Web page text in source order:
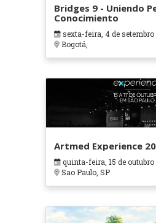
Bridges 9 - Uniendo
Conocimiento
sexta-feira, 4 de setembro
Bogotá,
Artmed Experience
quinta-feira, 15 de outubro
Sao Paulo, SP